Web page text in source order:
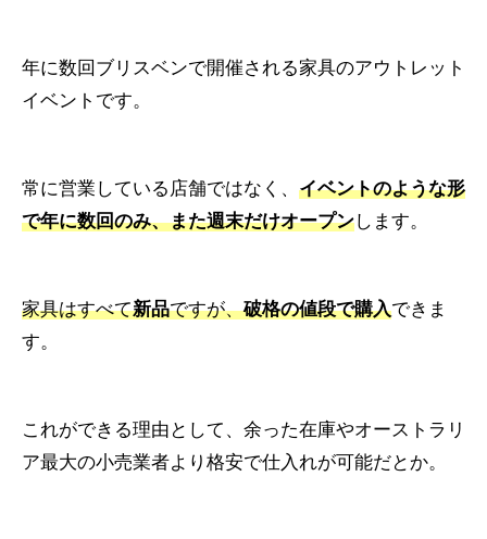
年に数回ブリスベンで開催される家具のアウトレット
イベントです。
常に営業している店舗ではなく、 イベントのような形
で年に数回のみ、また週末だけオープンします。
家具はすべて新品ですが、破格の値段で購入できま
す。
これができる理由として、余った在庫やオーストラリ
ア最大の小売業者より格安で仕入れが可能だとか。